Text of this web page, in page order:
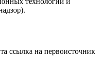
ссылка на первоисточник